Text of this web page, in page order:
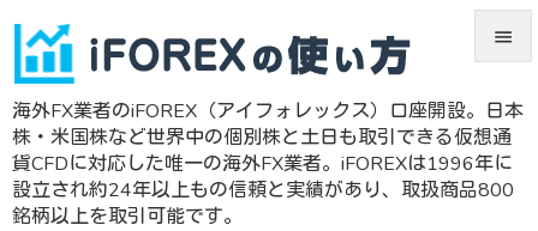
海外FX業者のiFOREX（アイフォレックス）口座開設。日本
株・米国株など世界中の個別株と土日も取引できる仮想通
貨CFDに対応した唯一の海外FX業者。iFOREXは1996年に
設立され約24年以上もの信頼と実績があり、取扱商品800
銘柄以上を取引可能です。

メニュ

サイド